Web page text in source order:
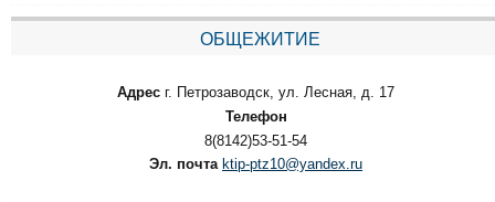
ОБЩЕЖИТИЕ
Адрес г. Петрозаводск, ул. Лесная, д. 17
Телефон
8(8142)53-51-54
Эл. почта ktip-ptz10@yandex.ru